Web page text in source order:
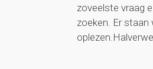
zoveelste vraag
zoeken. Er